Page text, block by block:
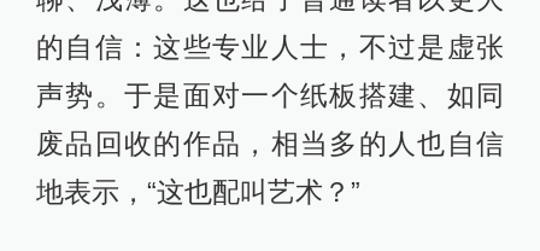
的自信：这些专业人士，不过是虚张
声势。于是面对一个纸板搭建、如同
废品回收的作品，相当多的人也自信
地表示，“这也配叫艺术？”